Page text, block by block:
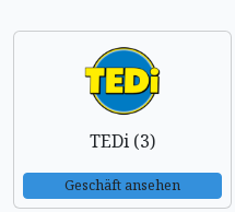
TEDi (3)
Geschäft ansehen